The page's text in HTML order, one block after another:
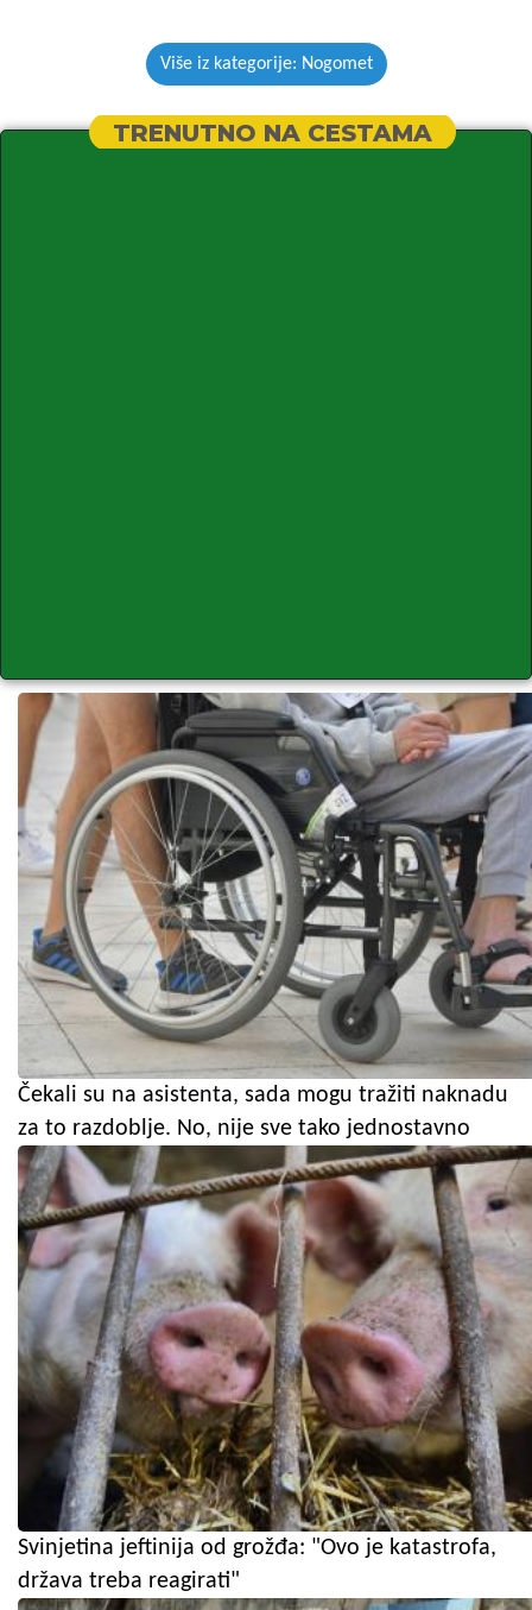
Više iz kategorije: Nogomet
TRENUTNO NA CESTAMA
Čekali su na asistenta, sada mogu tražiti naknadu
za to razdoblje. No, nije sve tako jednostavno
Svinjetina jeftinija od grožđa: "Ovo je katastrofa,
država treba reagirati"